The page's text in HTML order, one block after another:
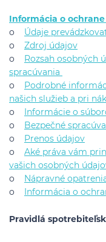
Informácia o
o Údaje
o Zdroj údajov
o Rozsah osobných
spracúvania
o Podrobné
našich služieb a pri
o Informácie o
o Bezpečné
o Prenos údajov
o Aké práva vám
vašich osobných
o Nápravné
o Informácia o
Pravidlá